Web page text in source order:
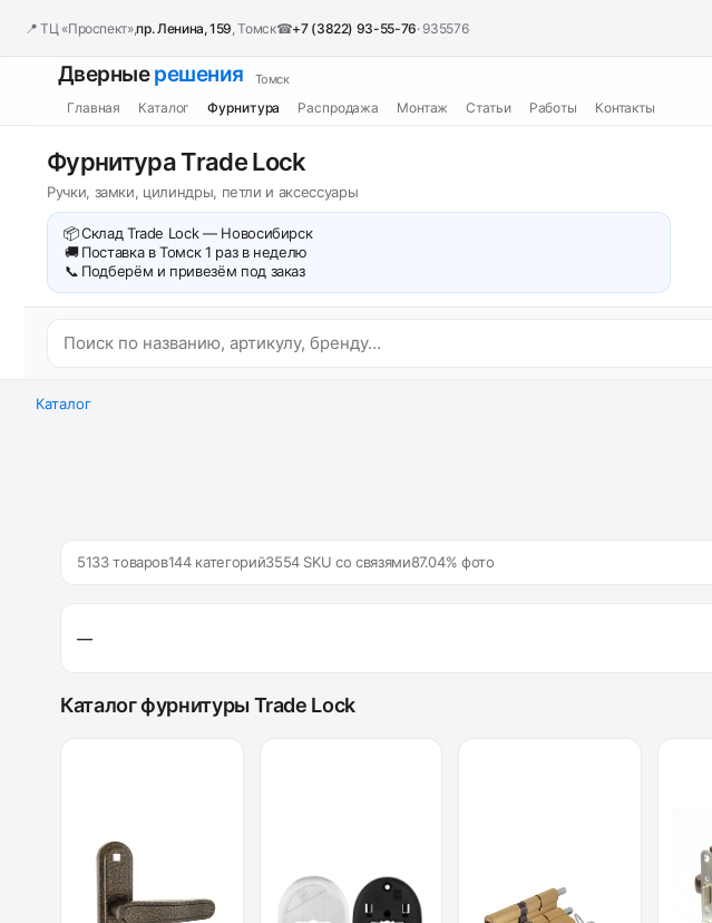
📍 ТЦ «Проспект»,пр. Ленина, 159 , Томск☎+7 (3822) 93-55-76· 935576
Дверныерешения Томск
Главная Каталог Фурнитура Распродажа Монтаж Статьи Работы Контакты
Фурнитура Trade Lock
Ручки, замки, цилиндры, петли и аксессуары
📦Склад Trade Lock — Новосибирск
🚚 Поставка в Томск 1 раз в неделю
📞 Подберём и привезём под заказ
Каталог
5133 товаров144 категорий3554 SKU со связями87.04% фото
—
Каталог фурнитуры Trade Lock